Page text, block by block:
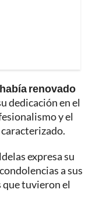
renovado
dedicación en el
y el
expresa su
a sus
que tuvieron el